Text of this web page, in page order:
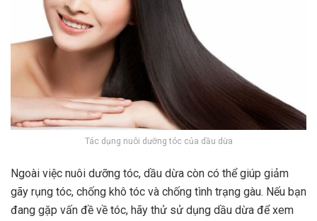
Tác dụng nuôi dưỡng tóc của dầu dừa
Ngoài việc nuôi dưỡng tóc, dầu dừa còn có thể giúp giảm
gãy rụng tóc, chống khô tóc và chống tình trạng gàu. Nếu bạn
đang gặp vấn đề về tóc, hãy thử sử dụng dầu dừa để xem